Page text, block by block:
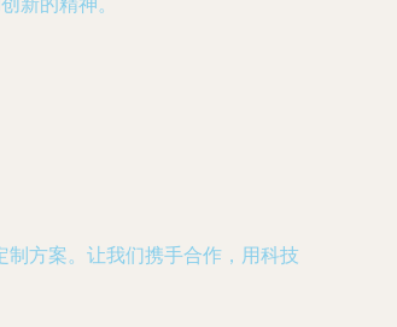
方案。让我们携手合作，用科技